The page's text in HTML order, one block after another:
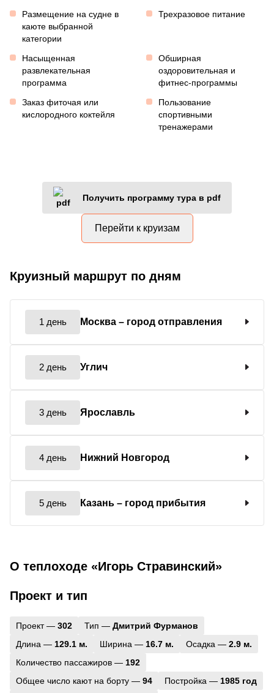
Размещение на судне в
каюте выбранной
категории
Трехразовое питание
Насыщенная
развлекательная
программа
Обширная
оздоровительная и
фитнес-программы
Заказ фиточая или
кислородного коктейля
Пользование
спортивными
тренажерами
Получить программу тура в pdf
Перейти к круизам
Круизный маршрут по дням
1 день Москва – город отправления
2 день Углич
3 день Ярославль
4 день Нижний Новгород
5 день Казань – город прибытия
О теплоходе «Игорь Стравинский»
Проект и тип
Проект — 302 Тип — Дмитрий Фурманов
Длина — 129.1 м. Ширина — 16.7 м. Осадка — 2.9 м.
Количество пассажиров — 192
Общее число кают на борту — 94 Постройка — 1985 год